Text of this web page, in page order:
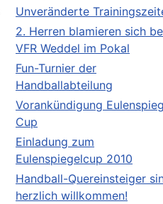
Unveränderte
2. Herren blamieren sich
VFR Weddel im Pokal
Fun-Turnier der
Handballabteilung
Vorankündigung
Cup
Einladung zum
Eulenspiegelcup 2010
Handball-Quereinsteiger
herzlich willkommen!